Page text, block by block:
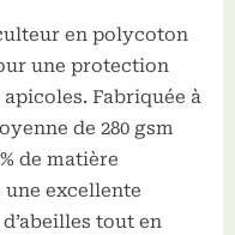
en polycoton
une protection
Fabriquée à
de 280 gsm
de matière
excellente
tout en